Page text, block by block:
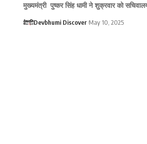
मुख्यमंत्री पुष्कर सिंह धामी ने शुक्रवार को
Devbhumi Discover May 10, 2025